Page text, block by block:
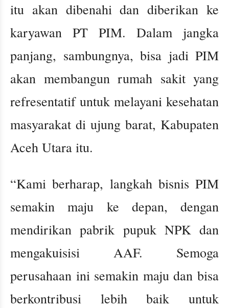
itu akan dibenahi dan diberikan ke
karyawan PT PIM. Dalam jangka
panjang, sambungnya, bisa jadi PIM
akan membangun rumah sakit yang
refresentatif untuk melayani kesehatan
masyarakat di ujung barat, Kabupaten
Aceh Utara itu.
“Kami berharap, langkah bisnis PIM
semakin maju ke depan, dengan
mendirikan pabrik pupuk NPK dan
mengakuisisi AAF. Semoga
perusahaan ini semakin maju dan bisa
berkontribusi lebih baik untuk